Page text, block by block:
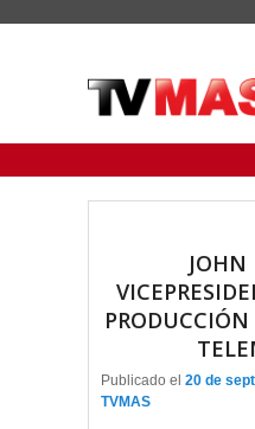
JOHN
Publicado el 20 de
TVMAS